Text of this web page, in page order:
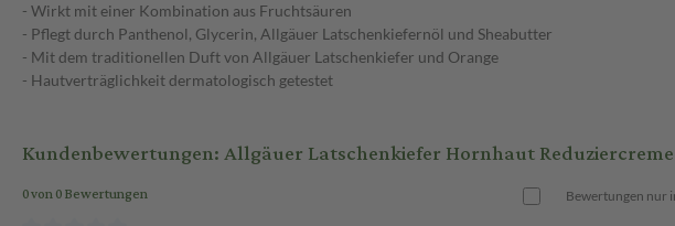
- Wirkt mit einer Kombination aus Fruchtsäuren
- Pflegt durch Panthenol, Glycerin, Allgäuer Latschenkiefernöl und Sheabutter
- Mit dem traditionellen Duft von Allgäuer Latschenkiefer und Orange
- Hautverträglichkeit dermatologisch getestet
Kundenbewertungen: Allgäuer Latschenkiefer Hornhaut Reduziercreme
0 von 0 Bewertungen Bewertungen nur